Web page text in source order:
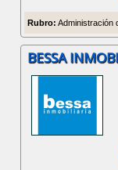
Rubro: Administración
BESSA